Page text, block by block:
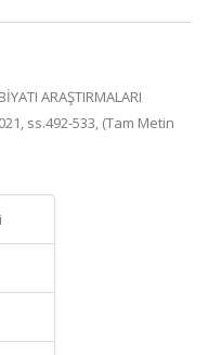
ARAŞTIRMALARI
ss.492-533, (Tam Metin